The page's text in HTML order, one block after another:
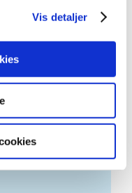
Vis detaljer